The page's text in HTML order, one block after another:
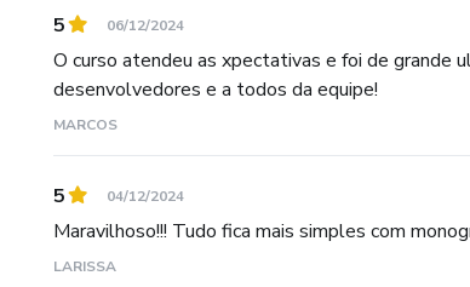
5 06/12/2024
O curso atendeu as xpectativas e foi de grande
desenvolvedores e a todos da equipe!
MARCOS
5 04/12/2024
Maravilhoso!!! Tudo fica mais simples com
LARISSA